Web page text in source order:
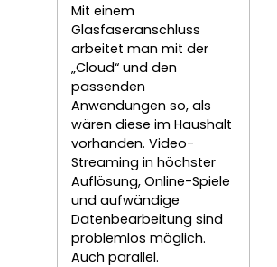
Mit einem
Glasfaseranschluss
arbeitet man mit der
„Cloud“ und den
passenden
Anwendungen so, als
wären diese im Haushalt
vorhanden. Video-
Streaming in höchster
Auflösung, Online-Spiele
und aufwändige
Datenbearbeitung sind
problemlos möglich.
Auch parallel.